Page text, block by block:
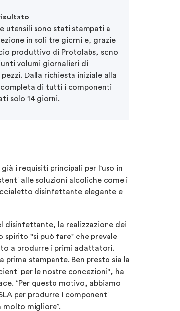
risultato
utensili sono stati stampati a
in soli tre giorni e, grazie
produttivo di Protolabs, sono
volumi giornalieri di
Dalla richiesta iniziale alla
completa di tutti i componenti
solo 14 giorni.
i requisiti principali per l'uso in
alle soluzioni alcoliche come i
disinfettante elegante e
disinfettante, la realizzazione dei
spirito "si può fare" che prevale
a produrre i primi adattatori.
stampante. Ben presto sia la
per le nostre concezioni", ha
“Per questo motivo, abbiamo
per produrre i componenti
migliore”.